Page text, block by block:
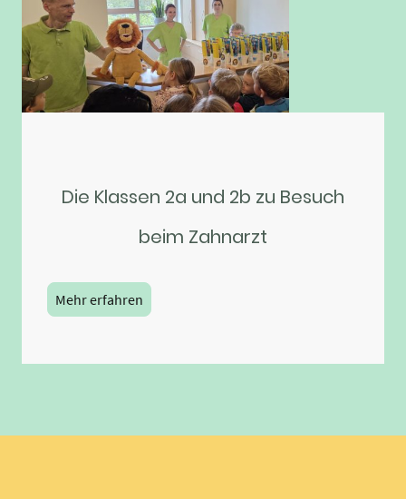
Die Klassen 2a und 2b zu Besuch
beim Zahnarzt
Mehr erfahren